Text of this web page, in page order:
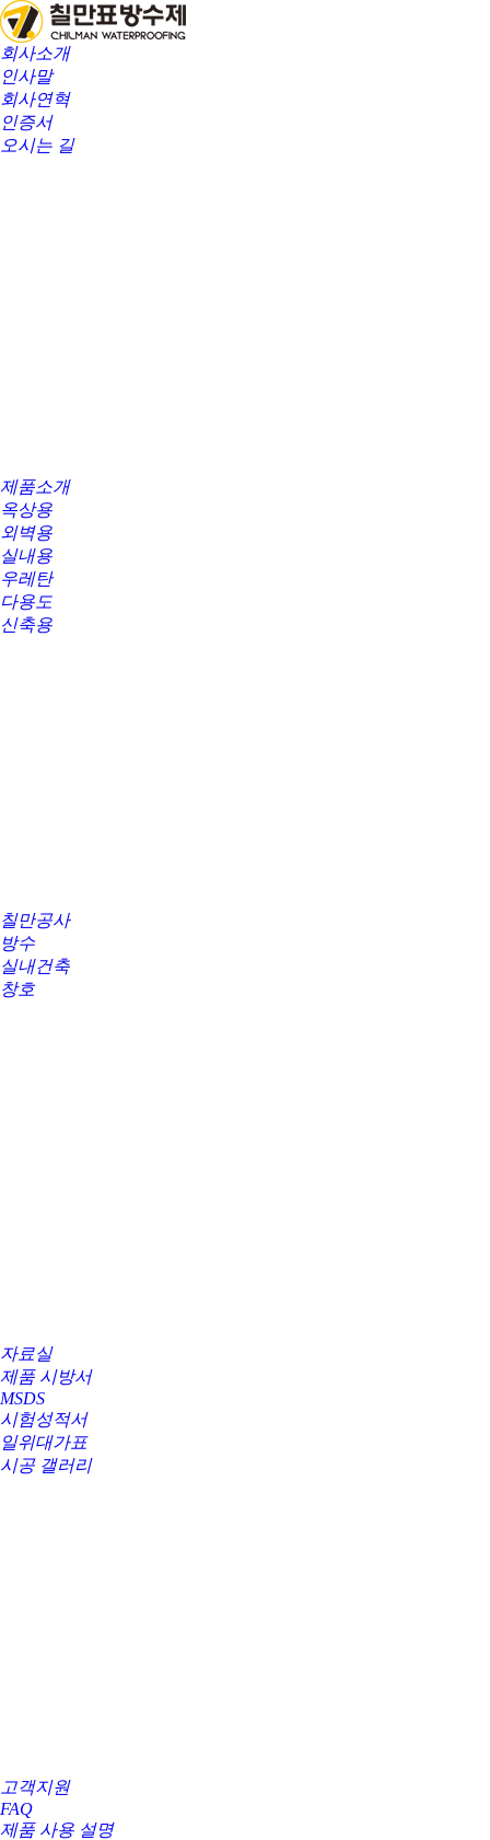
회사소개
인사말
회사연혁
인증서
오시는 길
제품소개
옥상용
외벽용
실내용
우레탄
다용도
신축용
칠만공사
방수
실내건축
창호
자료실
제품 시방서
MSDS
시험성적서
일위대가표
시공 갤러리
고객지원
FAQ
제품 사용 설명